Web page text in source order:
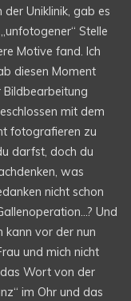
der Uniklinik, gab es
Stelle
Motive fand. Ich
diesen Moment
Bildbearbeitung
mit dem
fotografieren zu
darfst, doch du
was
nicht schon
Und
kann vor der nun
und mich nicht
Wort von der
im Ohr und das